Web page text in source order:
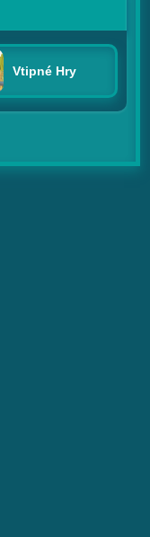
Vtipné Hry